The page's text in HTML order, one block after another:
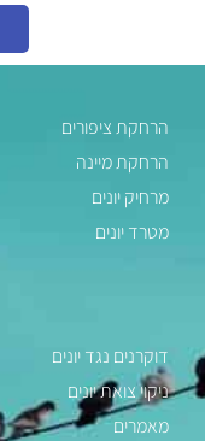
הרחקת ציפורים
הרחקת מיינה
מרחיק יונים
מטרד יונים
דוקרנים נגד יונים
ניקוי צואת יונים
מאמרים